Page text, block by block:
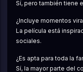
Sí, pero también tiene
¿Incluye momentos
La película está
sociales.
¿Es apta para toda la
Sí, la mayor parte del